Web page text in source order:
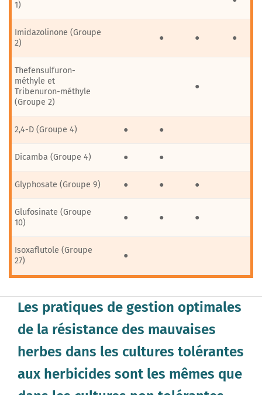
1)
Imidazolinone (Groupe
2)
● ● ●
Thefensulfuron-
méthyle et
Tribenuron-méthyle
(Groupe 2)
●
2,4-D (Groupe 4) ● ●
Dicamba (Groupe 4) ● ●
Glyphosate (Groupe 9) ● ● ●
Glufosinate (Groupe
10)
● ● ●
Isoxaflutole (Groupe
27)
●
Les pratiques de gestion optimales
de la résistance des mauvaises
herbes dans les cultures tolérantes
aux herbicides sont les mêmes que